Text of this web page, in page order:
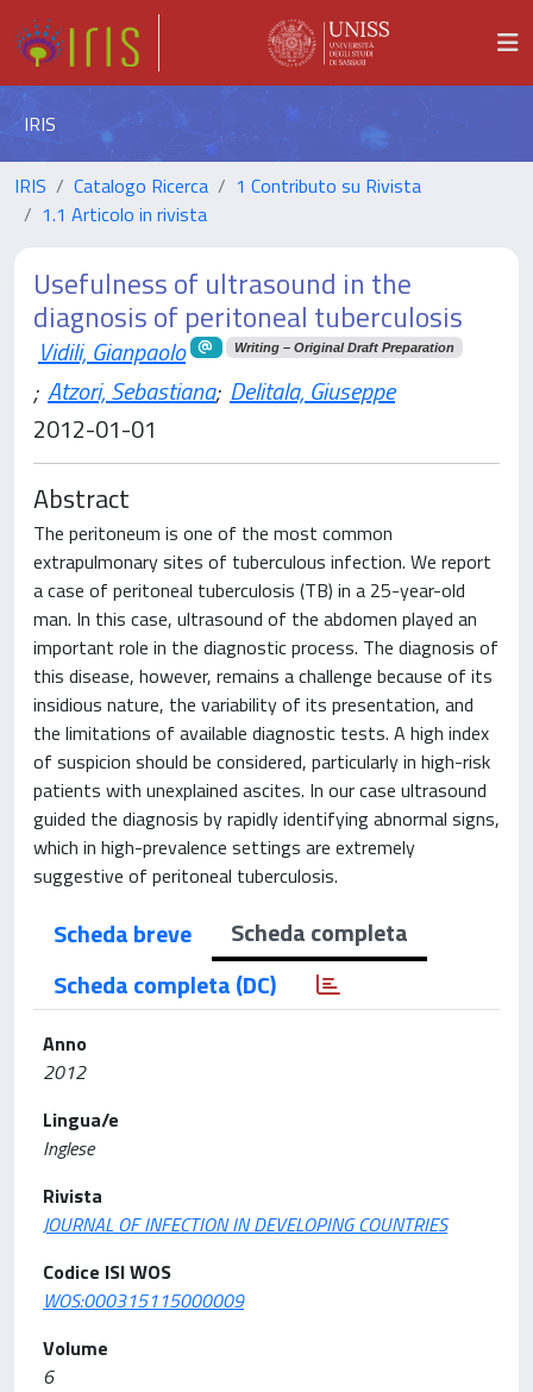
IRIS
IRIS Catalogo Ricerca
1 Contributo su Rivista
1.1 Articolo in rivista
Usefulness of ultrasound in the
diagnosis of peritoneal tuberculosis
Vidili, Gianpaolo Writing – Original Draft Preparation
; Atzori, Sebastiana; Delitala, Giuseppe
2012-01-01
Abstract
The peritoneum is one of the most common
extrapulmonary sites of tuberculous infection. We report
a case of peritoneal tuberculosis (TB) in a 25-year-old
man. In this case, ultrasound of the abdomen played an
important role in the diagnostic process. The diagnosis of
this disease, however, remains a challenge because of its
insidious nature, the variability of its presentation, and
the limitations of available diagnostic tests. A high index
of suspicion should be considered, particularly in high-risk
patients with unexplained ascites. In our case ultrasound
guided the diagnosis by rapidly identifying abnormal signs,
which in high-prevalence settings are extremely
suggestive of peritoneal tuberculosis.
Scheda breve
Scheda completa
Scheda completa (DC)
Anno
2012
Lingua/e
Inglese
Rivista
JOURNAL OF INFECTION IN DEVELOPING COUNTRIES
Codice ISI WOS
WOS:000315115000009
Volume
6